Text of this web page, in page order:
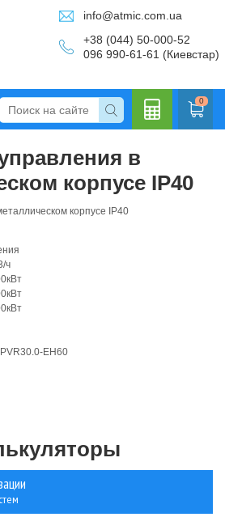
info@atmic.com.ua
+38 (044) 50-000-52
096 990-61-61 (Киевстар)
0
в
корпусе IP40
корпусе IP40
ч
EH60